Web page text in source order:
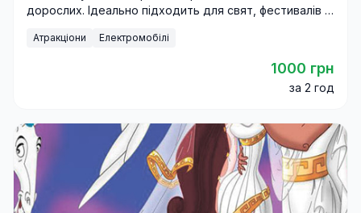
дорослих. Ідеально підходить для свят, фестивалів і
Атракціони Електромобілі
1000 грн
за 2 год